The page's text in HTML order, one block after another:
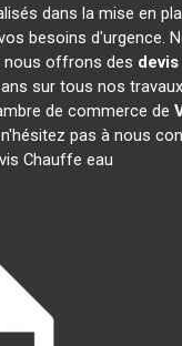
dans la mise en
besoins d'urgence.
nous offrons des
sur tous nos
de commerce de
pas à nous
Chauffe eau